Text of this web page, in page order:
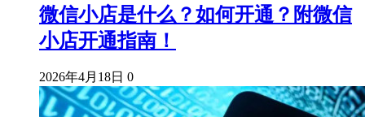
微信小店是什么？如何开通？附微信
小店开通指南！
2026年4月18日 0